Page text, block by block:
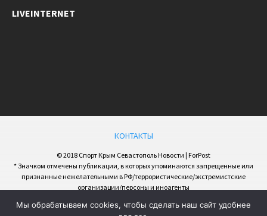
LIVEINTERNET
КОНТАКТЫ
© 2018 Спорт Крым Севастополь Новости | ForPost
* Значком отмечены публикации, в которых упоминаются запрещенные или
признанные нежелательными в РФ/террористические/экстремистские
организации/персоны и иноагенты
Мы обрабатываем cookies, чтобы сделать наш сайт удобнее